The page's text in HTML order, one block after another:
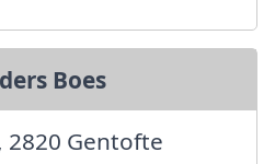
Boes
Gentofte